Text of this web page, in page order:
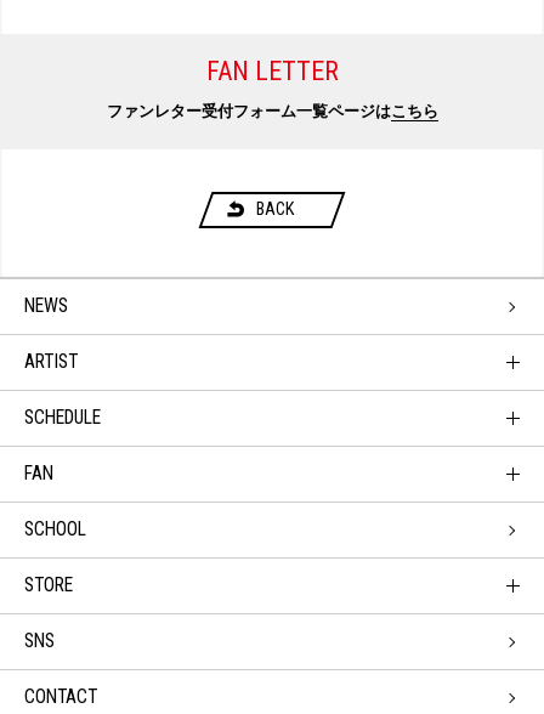
FAN LETTER
ファンレター受付フォーム一覧ページはこちら
BACK
NEWS
ARTIST
SCHEDULE
FAN
SCHOOL
STORE
SNS
CONTACT